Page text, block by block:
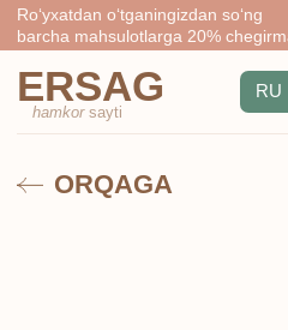
Ro‘yxatdan o‘tganingizdan so‘ng
barcha mahsulotlarga 20% chegirma
ERSAG
hamkorsayti
ORQAGA